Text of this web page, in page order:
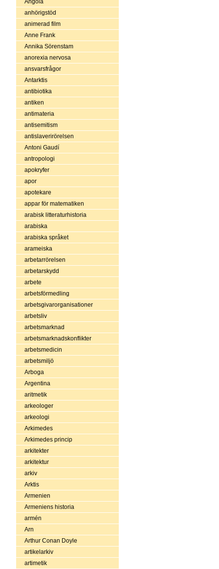
Angola
anhörigstöd
animerad film
Anne Frank
Annika Sörenstam
anorexia nervosa
ansvarsfrågor
Antarktis
antibiotika
antiken
antimateria
antisemitism
antislaverirörelsen
Antoni Gaudí
antropologi
apokryfer
apor
apotekare
appar för matematiken
arabisk litteraturhistoria
arabiska
arabiska språket
arameiska
arbetarrörelsen
arbetarskydd
arbete
arbetsförmedling
arbetsgivarorganisationer
arbetsliv
arbetsmarknad
arbetsmarknadskonflikter
arbetsmedicin
arbetsmiljö
Arboga
Argentina
aritmetik
arkeologer
arkeologi
Arkimedes
Arkimedes princip
arkitekter
arkitektur
arkiv
Arktis
Armenien
Armeniens historia
armén
Arn
Arthur Conan Doyle
artikelarkiv
artimetik